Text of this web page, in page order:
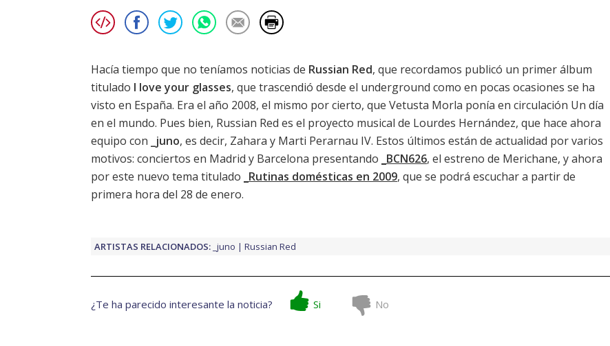
Hacía tiempo que no teníamos noticias de Russian Red, que recordamos publicó un primer álbum
titulado I love your glasses, que trascendió desde el underground como en pocas ocasiones se ha
visto en España. Era el año 2008, el mismo por cierto, que Vetusta Morla ponía en circulación Un día
en el mundo. Pues bien, Russian Red es el proyecto musical de Lourdes Hernández, que hace ahora
equipo con
_juno, es decir, Zahara y Marti Perarnau IV. Estos últimos están de actualidad por varios
motivos: conciertos en Madrid y Barcelona presentando _BCN626, el estreno de Merichane, y ahora
por este nuevo tema titulado _Rutinas domésticas en 2009, que se podrá escuchar a partir de
primera hora del 28 de enero.
ARTISTAS RELACIONADOS: _juno Russian Red
¿Te ha parecido interesante la noticia? Si No